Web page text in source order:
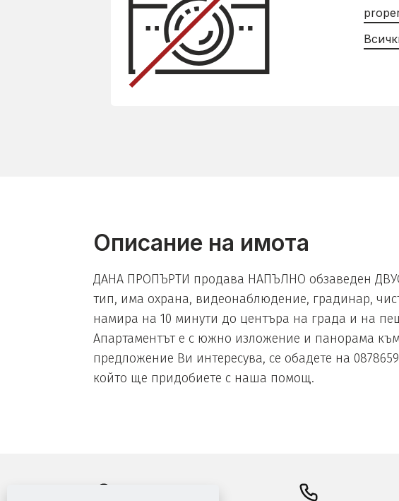
Описание на имота
ДАНА ПРОПЪРТИ продава НАПЪЛНО обзаведен
тип, има охрана, видеонаблюдение, градинар,
намира на 10 минути до центъра на града и на
Апартаментът е с южно изложение и панорама
предложение Ви интересува, се обадете на
който ще придобиете с наша помощ.